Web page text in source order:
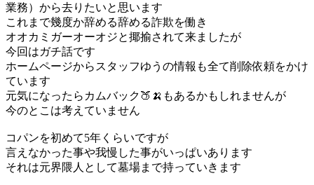
業務）から去りたいと思います
これまで幾度か辞める辞める詐欺を働き
オオカミガーオーオジと揶揄されて来ましたが
今回はガチ話です
ホームページからスタッフゆうの情報も全て削除依頼をかけ
ています
元気になったらカムバック🍑🍌もあるかもしれませんが
今のとこは考えていません
コパンを初めて5年くらいですが
言えなかった事や我慢した事がいっぱいあります
それは元界隈人として墓場まで持っていきます